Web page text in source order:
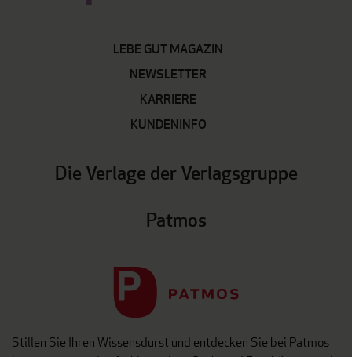
LEBE GUT MAGAZIN
NEWSLETTER
KARRIERE
KUNDENINFO
Die Verlage der Verlagsgruppe
Patmos
Stillen Sie Ihren Wissensdurst und entdecken Sie bei Patmos